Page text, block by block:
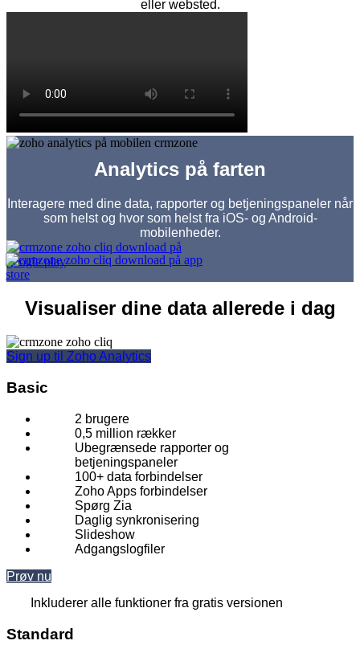
eller websted.
Analytics på farten
Interagere med dine data, rapporter og betjeningspaneler når
som helst og hvor som helst fra iOS- og Android-
mobilenheder.
Visualiser dine data allerede i dag
Sign up til Zoho Analytics
Basic
2 brugere
0,5 million rækker
Ubegrænsede rapporter og
betjeningspaneler
100+ data forbindelser
Zoho Apps forbindelser
Spørg Zia
Daglig synkronisering
Slideshow
Adgangslogfiler
Prøv nu
Inkluderer alle funktioner fra gratis versionen
Standard